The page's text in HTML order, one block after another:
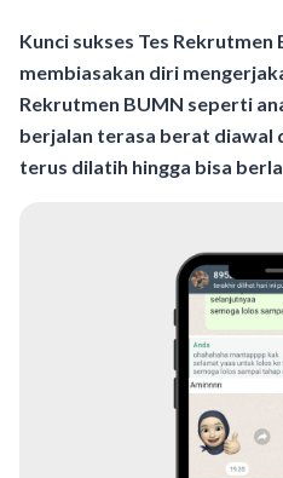
Kunci sukses Tes Rekrutmen
membiasakan diri
Rekrutmen BUMN seperti
berjalan terasa berat diawal
terus dilatih hingga bisa